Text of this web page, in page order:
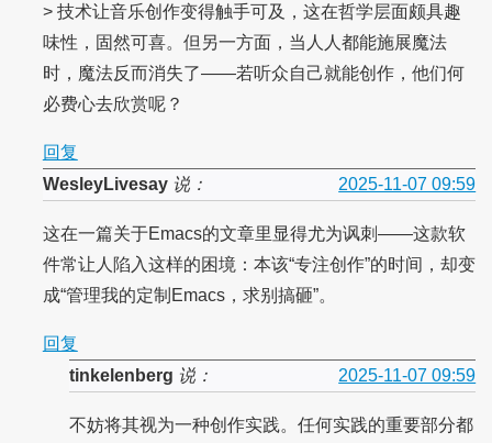
> 技术让音乐创作变得触手可及，这在哲学层面颇具趣
味性，固然可喜。但另一方面，当人人都能施展魔法
时，魔法反而消失了——若听众自己就能创作，他们何
必费心去欣赏呢？
回复
WesleyLivesay说： 2025-11-07 09:59
这在一篇关于Emacs的文章里显得尤为讽刺——这款软
件常让人陷入这样的困境：本该“专注创作”的时间，却变
成“管理我的定制Emacs，求别搞砸”。
回复
tinkelenberg 说： 2025-11-07 09:59
不妨将其视为一种创作实践。任何实践的重要部分都